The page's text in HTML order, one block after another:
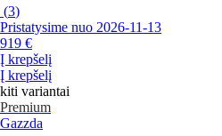
(3)
Pristatysime nuo 2026‑11‑13
919 €
Į krepšelį
Į krepšelį
kiti variantai
Premium
Gazzda